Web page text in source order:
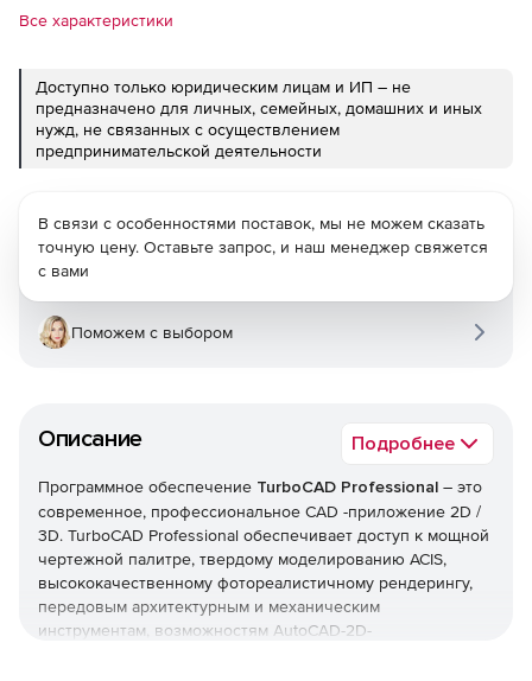
Все характеристики
Доступно только юридическим лицам и ИП – не
предназначено для личных, семейных, домашних и иных
нужд, не связанных с осуществлением
предпринимательской деятельности
Описание Подробнее
Программное обеспечение TurboCAD Professional – это
современное, профессиональное CAD -приложение 2D /
3D. TurboCAD Professional обеспечивает доступ к мощной
чертежной палитре, твердому моделированию ACIS,
высококачественному фотореалистичному рендерингу,
передовым архитектурным и механическим
инструментам, возможностям AutoCAD-2D-
В связи с особенностями поставок, мы не можем сказать
точную цену. Оставьте запрос, и наш менеджер свяжется
с вами
Поможем с выбором